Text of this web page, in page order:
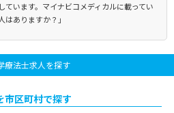
ています。マイナビコメディカルに載ってい
ありますか？」
療法士求人を探す
市区町村で探す